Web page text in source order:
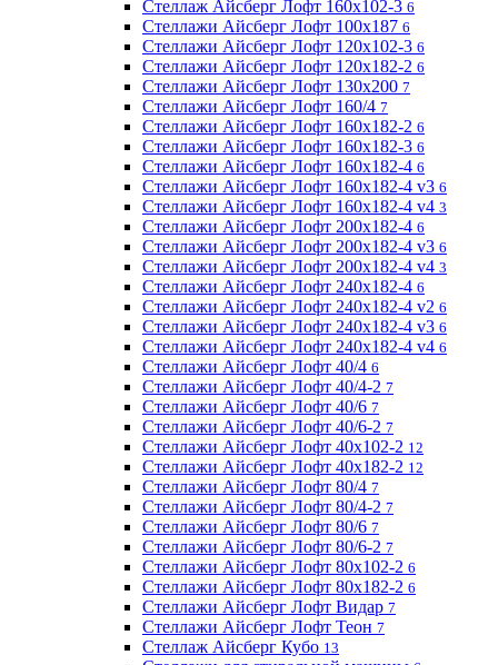
Стеллаж Айсберг Лофт 160х102-3 6
Стеллажи Айсберг Лофт 100х187 6
Стеллажи Айсберг Лофт 120х102-3 6
Стеллажи Айсберг Лофт 120х182-2 6
Стеллажи Айсберг Лофт 130х200 7
Стеллажи Айсберг Лофт 160/4 7
Стеллажи Айсберг Лофт 160х182-2 6
Стеллажи Айсберг Лофт 160х182-3 6
Стеллажи Айсберг Лофт 160х182-4 6
Стеллажи Айсберг Лофт 160х182-4 v3 6
Стеллажи Айсберг Лофт 160х182-4 v4 3
Стеллажи Айсберг Лофт 200х182-4 6
Стеллажи Айсберг Лофт 200х182-4 v3 6
Стеллажи Айсберг Лофт 200х182-4 v4 3
Стеллажи Айсберг Лофт 240х182-4 6
Стеллажи Айсберг Лофт 240х182-4 v2 6
Стеллажи Айсберг Лофт 240х182-4 v3 6
Стеллажи Айсберг Лофт 240х182-4 v4 6
Стеллажи Айсберг Лофт 40/4 6
Стеллажи Айсберг Лофт 40/4-2 7
Стеллажи Айсберг Лофт 40/6 7
Стеллажи Айсберг Лофт 40/6-2 7
Стеллажи Айсберг Лофт 40х102-2 12
Стеллажи Айсберг Лофт 40х182-2 12
Стеллажи Айсберг Лофт 80/4 7
Стеллажи Айсберг Лофт 80/4-2 7
Стеллажи Айсберг Лофт 80/6 7
Стеллажи Айсберг Лофт 80/6-2 7
Стеллажи Айсберг Лофт 80х102-2 6
Стеллажи Айсберг Лофт 80х182-2 6
Стеллажи Айсберг Лофт Видар 7
Стеллажи Айсберг Лофт Теон 7
Стеллаж Айсберг Кубо 13